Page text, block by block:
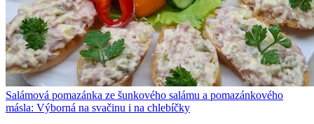
Salámová pomazánka ze šunkového salámu a pomazánkového
másla: Výborná na svačinu i na chlebíčky